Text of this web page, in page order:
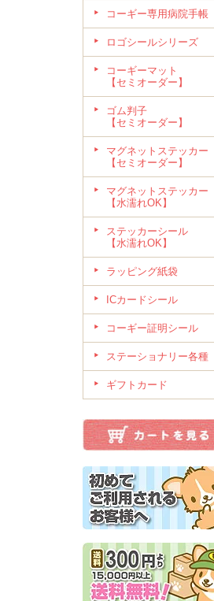
コーギー専用病院手帳
ロゴシールシリーズ
コーギーマット
【セミオーダー】
ゴム判子
【セミオーダー】
マグネットステッカー
【セミオーダー】
マグネットステッカー
【水濡れOK】
ステッカーシール
【水濡れOK】
ラッピング紙袋
ICカードシール
コーギー証明シール
ステーショナリー各種
ギフトカード